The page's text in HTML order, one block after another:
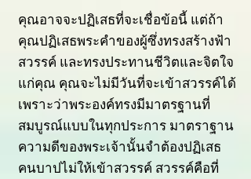
คุณอาจจะปฏิเสธที่จะเชื่อข้อนี้ แต่ถ้า
คุณปฏิเสธพระคำของผู้ซึ่งทรงสร้างฟ้า
สวรรค์ และทรงประทานชีวิตและจิตใจ
แก่คุณ คุณจะไม่มีวันที่จะเข้าสวรรค์ได้
เพราะว่าพระองค์ทรงมีมาตรฐานที่
สมบูรณ์แบบในทุกประการ มาตราฐาน
ความดีของพระเจ้านั้นจำต้องปฏิเสธ
คนบาปไม่ให้เข้าสวรรค์ สวรรค์คือที่